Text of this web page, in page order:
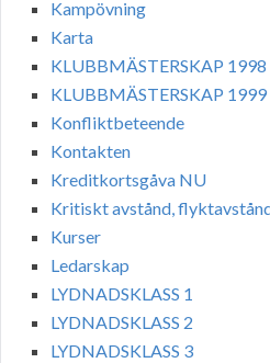
Kampövning
Karta
KLUBBMÄSTERSKAP 1998
KLUBBMÄSTERSKAP 1999
Konfliktbeteende
Kontakten
Kreditkortsgåva NU
Kritiskt avstånd,
Kurser
Ledarskap
LYDNADSKLASS 1
LYDNADSKLASS 2
LYDNADSKLASS 3